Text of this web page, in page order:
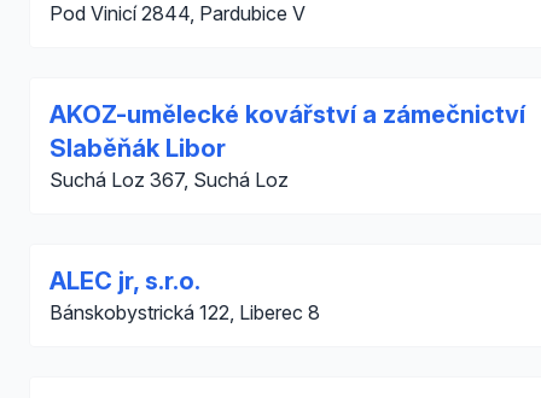
Pod Vinicí 2844, Pardubice V
AKOZ-umělecké kovářství a zámečnictví
Slaběňák Libor
Suchá Loz 367, Suchá Loz
ALEC jr, s.r.o.
Bánskobystrická 122, Liberec 8